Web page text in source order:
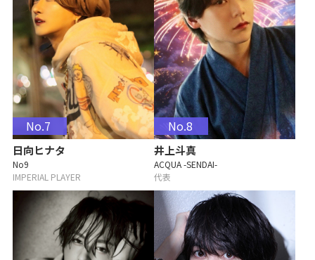
No.7
日向ヒナタ
No9
IMPERIAL PLAYER
No.8
井上斗真
ACQUA -SENDAI-
代表